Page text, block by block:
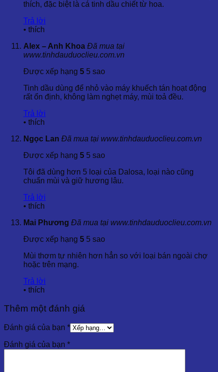
một trong những doanh nghiệp chuyên cung cấp Tinh Dầu
tại Việt Nam. Với gần 20 năm kinh nghiệm trong ngành tinh
dầu và dược liệu, Dalosa Việt Nam cam kết cung cấp sản
chức uy tín trong và ngoài nước.
Dalosa Việt Nam tự hào là đơn vị tiên phong cung cấp các
Indonesia, Việt Nam. Chúng tôi cam kết mang đến những
sản phẩm chất lượng, an toàn và hiệu quả cho khách hàng.
thích, đặc biệt là cá tinh dầu chiết từ hoa.
Trả lời
• thích
Alex – Anh Khoa Đã mua tại
www.tinhdauduoclieu.com.vn
Được xếp hạng 5 5 sao
Tinh dầu dùng để nhỏ vào máy khuếch tán hoạt động
rất ổn định, không làm nghẹt máy, mùi toả đều.
Trả lời
• thích
Ngọc Lan Đã mua tại www.tinhdauduoclieu.com.vn
Được xếp hạng 5 5 sao
Tôi đã dùng hơn 5 loại của Dalosa, loại nào cũng
chuẩn mùi và giữ hương lâu.
Trả lời
• thích
Mai Phương Đã mua tại www.tinhdauduoclieu.com.vn
Được xếp hạng 5 5 sao
Mùi thơm tự nhiên hơn hẳn so với loại bán ngoài chợ
hoặc trên mạng.
Trả lời
• thích
Thêm một đánh giá
Đánh giá của bạn *
Đánh giá của bạn *